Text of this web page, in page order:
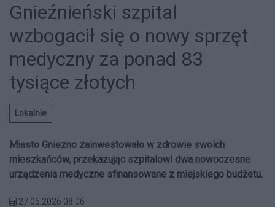
Gnieźnieński szpital
wzbogacił się o nowy sprzęt
medyczny za ponad 83
tysiące złotych
Lokalnie
Miasto Gniezno zainwestowało w zdrowie swoich
mieszkańców, przekazując szpitalowi dwa nowoczesne
urządzenia medyczne sfinansowane z miejskiego budżetu.
27.05.2026 08:06